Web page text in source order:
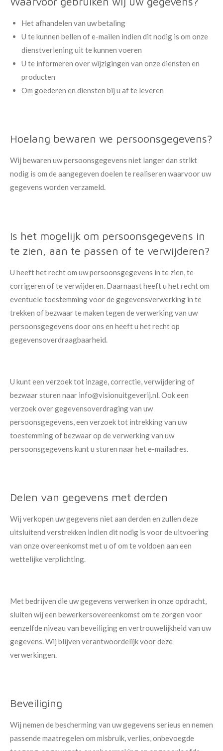
Het afhandelen van uw betaling
U te kunnen bellen of e-mailen indien dit nodig is om onze
dienstverlening uit te kunnen voeren
U te informeren over wijzigingen van onze diensten en
producten
Om goederen en diensten bij u af te leveren
Hoelang bewaren we persoonsgegevens?
Wij bewaren uw persoonsgegevens niet langer dan strikt
nodig is om de aangegeven doelen te realiseren waarvoor uw
gegevens worden verzameld.
Is het mogelijk om persoonsgegevens in
te zien, aan te passen of te verwijderen?
U heeft het recht om uw persoonsgegevens in te zien, te
corrigeren of te verwijderen. Daarnaast heeft u het recht om
eventuele toestemming voor de gegevensverwerking in te
trekken of bezwaar te maken tegen de verwerking van uw
persoonsgegevens door ons en heeft u het recht op
gegevensoverdraagbaarheid.
U kunt een verzoek tot inzage, correctie, verwijdering of
bezwaar sturen naar info@visionuitgeverij.nl. Ook een
verzoek over gegevensoverdraging van uw
persoonsgegevens, een verzoek tot intrekking van uw
toestemming of bezwaar op de verwerking van uw
persoonsgegevens kunt u sturen naar het e-mailadres.
Delen van gegevens met derden
Wij verkopen uw gegevens niet aan derden en zullen deze
uitsluitend verstrekken indien dit nodig is voor de uitvoering
van onze overeenkomst met u of om te voldoen aan een
wettelijke verplichting.
Met bedrijven die uw gegevens verwerken in onze opdracht,
sluiten wij een bewerkersovereenkomst om te zorgen voor
eenzelfde niveau van beveiliging en vertrouwelijkheid van uw
gegevens. Wij blijven verantwoordelijk voor deze
verwerkingen.
Beveiliging
Wij nemen de bescherming van uw gegevens serieus en nemen
passende maatregelen om misbruik, verlies, onbevoegde